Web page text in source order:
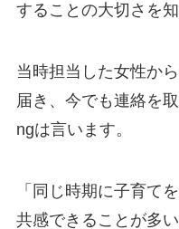
することの大切さを知
当時担当した女性か
届き、今でも連絡を
ngは言います。
「同じ時期に子育て
共感できることが多